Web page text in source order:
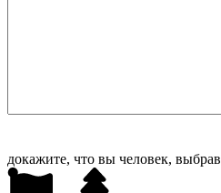
докажите, что вы человек, выбрав